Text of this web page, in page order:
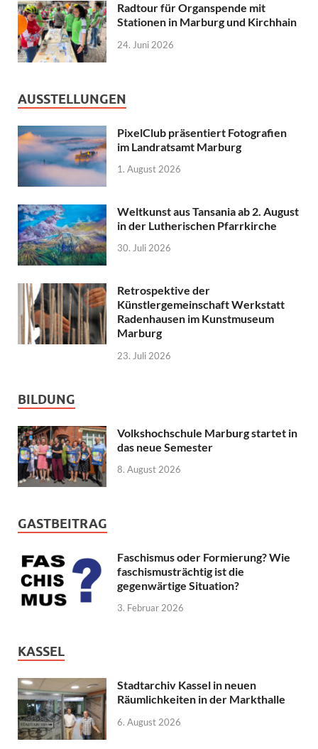
Radtour für Organspende mit
Stationen in Marburg und Kirchhain
24. Juni 2026
AUSSTELLUNGEN
PixelClub präsentiert Fotografien
im Landratsamt Marburg
1. August 2026
Weltkunst aus Tansania ab 2. August
in der Lutherischen Pfarrkirche
30. Juli 2026
Retrospektive der
Künstlergemeinschaft Werkstatt
Radenhausen im Kunstmuseum
Marburg
23. Juli 2026
BILDUNG
Volkshochschule Marburg startet in
das neue Semester
8. August 2026
GASTBEITRAG
Faschismus oder Formierung? Wie
faschismusträchtig ist die
gegenwärtige Situation?
3. Februar 2026
KASSEL
Stadtarchiv Kassel in neuen
Räumlichkeiten in der Markthalle
6. August 2026